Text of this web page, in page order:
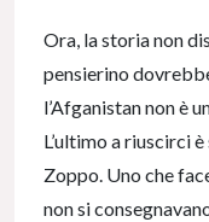
Ora, la storia non
pensierino
l’Afganistan non è
L’ultimo a riuscirci
Zoppo. Uno che
non si